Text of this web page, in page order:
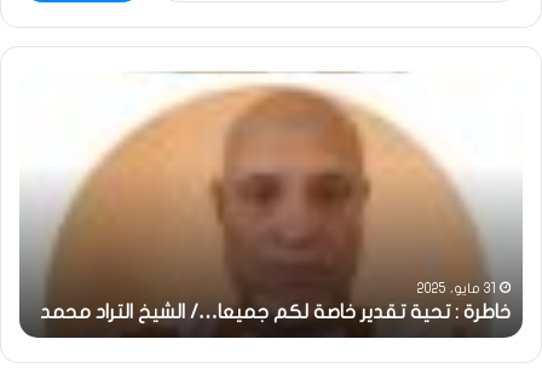
جميعا…/
التراد
محمد
31 مايو، 2025
خاطرة : تحية تقدير خاصة لكم جميعا…/ الشيخ التراد محمد